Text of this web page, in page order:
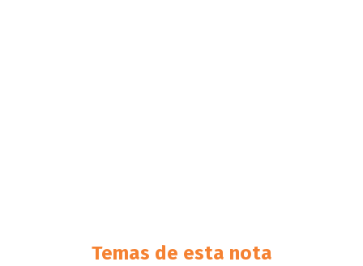
Temas de esta nota